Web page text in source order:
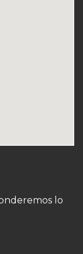
lo